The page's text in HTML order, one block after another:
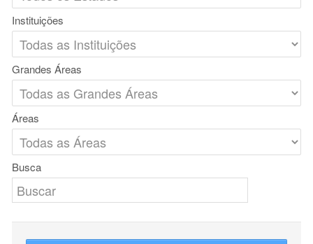
Instituições
Grandes Áreas
Áreas
Busca